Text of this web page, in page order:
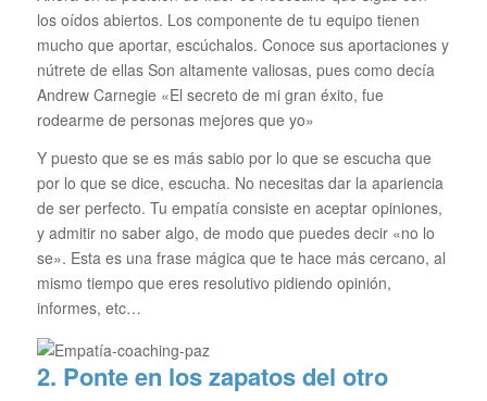
los oídos abiertos. Los componente de tu equipo tienen
mucho que aportar, escúchalos. Conoce sus aportaciones y
nútrete de ellas Son altamente valiosas, pues como decía
Andrew Carnegie «El secreto de mi gran éxito, fue
rodearme de personas mejores que yo»
Y puesto que se es más sabio por lo que se escucha que
por lo que se dice, escucha. No necesitas dar la apariencia
de ser perfecto. Tu empatía consiste en aceptar opiniones,
y admitir no saber algo, de modo que puedes decir «no lo
se». Esta es una frase mágica que te hace más cercano, al
mismo tiempo que eres resolutivo pidiendo opinión,
informes, etc…
2. Ponte en los zapatos del otro